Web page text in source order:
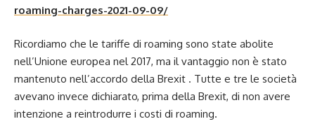
roaming-charges-2021-09-09/
Ricordiamo che le tariffe di roaming sono state abolite
nell’Unione europea nel 2017, ma il vantaggio non è stato
mantenuto nell’accordo della Brexit . Tutte e tre le società
avevano invece dichiarato, prima della Brexit, di non avere
intenzione a reintrodurre i costi di roaming.